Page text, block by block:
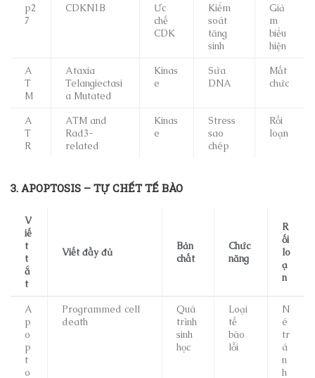
p2
7
CDKN1B
Ức
chế
CDK
Kiểm
soát
tăng
sinh
Giả
m
biểu
hiện
A
T
M
Ataxia
Telangiectasi
a Mutated
Kinas
e
Sửa
DNA
Mất
chức
A
T
R
ATM and
Rad3-
related
Kinas
e
Stress
sao
chép
Rối
loạn
3. APOPTOSIS – TỰ CHẾT TẾ BÀO
V
iế
t
t
ắ
t
Viết đầy đủ
Bản
chất
Chức
năng
R
ối
lo
ạ
n
A
p
o
p
t
o
Programmed cell
death
Quá
trình
sinh
học
Loại
tế
bào
lỗi
N
é
tr
á
n
h